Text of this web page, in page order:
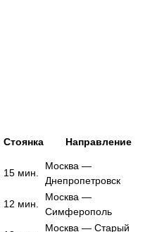
Стоянка Направление
15 мин.
Москва —
Днепропетровск
12 мин.
Москва —
Симферополь
Москва — Старый